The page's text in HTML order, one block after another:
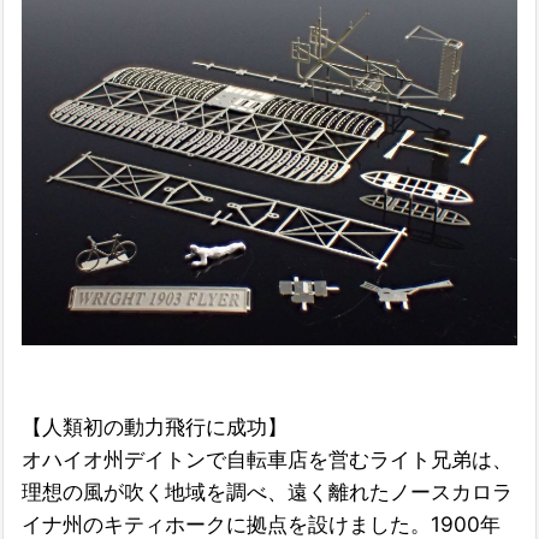
【人類初の動力飛行に成功】
オハイオ州デイトンで自転車店を営むライト兄弟は、
理想の風が吹く地域を調べ、遠く離れたノースカロラ
イナ州のキティホークに拠点を設けました。1900年